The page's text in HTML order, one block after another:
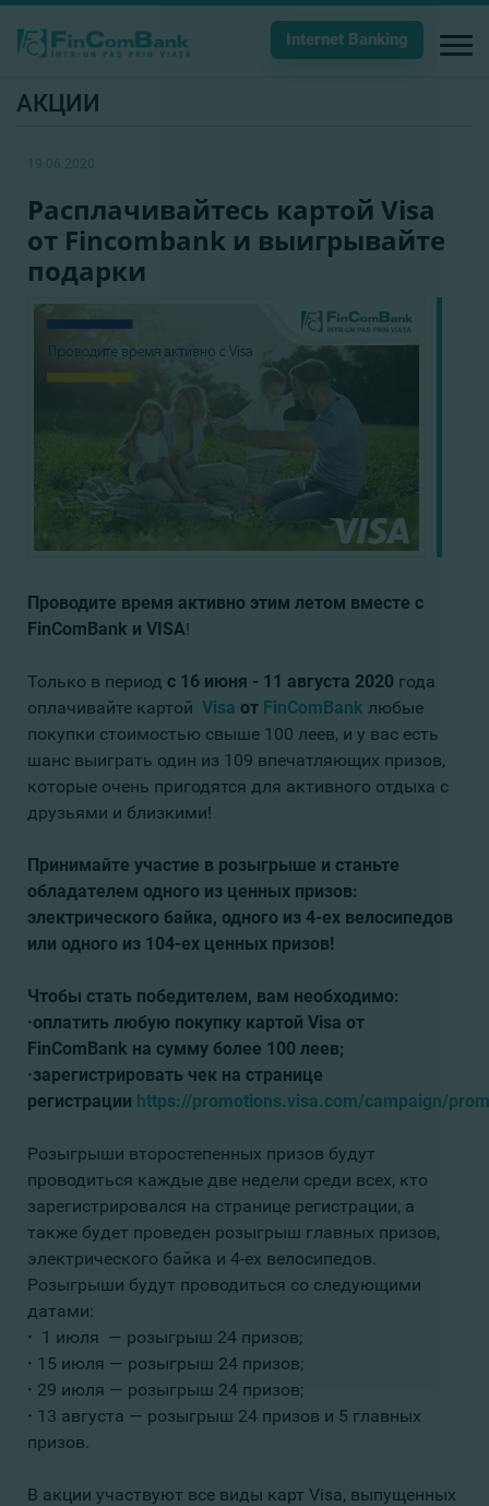
Internet Banking
АКЦИИ
19.06.2020
Расплачивайтесь картой Visa
от Fincombank и выигрывайте
подарки
Проводите время активно этим летом вместе с
FinComBank и VISA!
Только в период с 16 июня - 11 августа 2020 года
оплачивайте картой Visa от FinComBank любые
покупки стоимостью свыше 100 леев, и у вас есть
шанс выиграть один из 109 впечатляющих призов,
которые очень пригодятся для активного отдыха с
друзьями и близкими!
Принимайте участие в розыгрыше и станьте
обладателем одного из ценных призов:
электрического байка, одного из 4-ех велосипедов
или одного из 104-ех ценных призов!
Чтобы стать победителем, вам необходимо:
·оплатить любую покупку картой Visa от
FinComBank на сумму более 100 леев;
·зарегистрировать чек на странице
регистрации https://promotions.visa.com/campaign/
Розыгрыши второстепенных призов будут
проводиться каждые две недели среди всех, кто
зарегистрировался на странице регистрации, а
также будет проведен розыгрыш главных призов,
электрического байка и 4-ех велосипедов.
Розыгрыши будут проводиться со следующими
датами:
· 1 июля — розыгрыш 24 призов;
· 15 июля — розыгрыш 24 призов;
· 29 июля — розыгрыш 24 призов;
· 13 августа — розыгрыш 24 призов и 5 главных
призов.
В акции участвуют все виды карт Visa, выпущенных